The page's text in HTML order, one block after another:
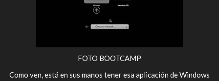
FOTO BOOTCAMP
Como ven, está en sus manos tener esa aplicación de Windows